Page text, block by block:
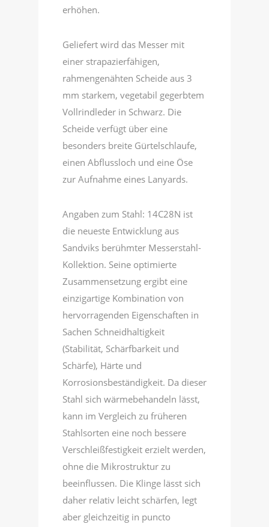
erhöhen.
Geliefert wird das Messer mit
einer strapazierfähigen,
rahmengenähten Scheide aus 3
mm starkem, vegetabil gegerbtem
Vollrindleder in Schwarz. Die
Scheide verfügt über eine
besonders breite Gürtelschlaufe,
einen Abflussloch und eine Öse
zur Aufnahme eines Lanyards.
Angaben zum Stahl: 14C28N ist
die neueste Entwicklung aus
Sandviks berühmter Messerstahl-
Kollektion. Seine optimierte
Zusammensetzung ergibt eine
einzigartige Kombination von
hervorragenden Eigenschaften in
Sachen Schneidhaltigkeit
(Stabilität, Schärfbarkeit und
Schärfe), Härte und
Korrosionsbeständigkeit. Da dieser
Stahl sich wärmebehandeln lässt,
kann im Vergleich zu früheren
Stahlsorten eine noch bessere
Verschleißfestigkeit erzielt werden,
ohne die Mikrostruktur zu
beeinflussen. Die Klinge lässt sich
daher relativ leicht schärfen, legt
aber gleichzeitig in puncto